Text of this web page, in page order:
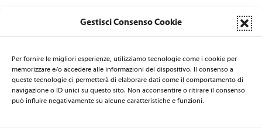
Gestisci Consenso Cookie
Per fornire le migliori esperienze, utilizziamo tecnologie come i cookie per
memorizzare e/o accedere alle informazioni del dispositivo. Il consenso a
queste tecnologie ci permetterà di elaborare dati come il comportamento di
navigazione o ID unici su questo sito. Non acconsentire o ritirare il consenso
può influire negativamente su alcune caratteristiche e funzioni.
LA SEGRETERIA DI NATI PER LA MUSICA È AFFIDATA AL CSB
Centro per la Salute delle Bambine e dei Bambini- via Nicolò de
Telefono: +39 040 3220447 - Fax: +39 040 306839